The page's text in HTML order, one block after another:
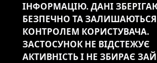
ІНФОРМАЦІЮ. ДАНІ
БЕЗПЕЧНО ТА ЗАЛИШАЮТЬСЯ
КОНТРОЛЕМ КОРИСТУВАЧА.
ЗАСТОСУНОК НЕ ВІДСТЕЖУЄ
АКТИВНІСТЬ І НЕ ЗБИРАЄ